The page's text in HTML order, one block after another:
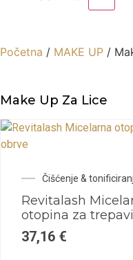
Početna / MAKE UP /
Make Up Za Lice
Čišćenje &
Revitalash
otopina za
37,16 €